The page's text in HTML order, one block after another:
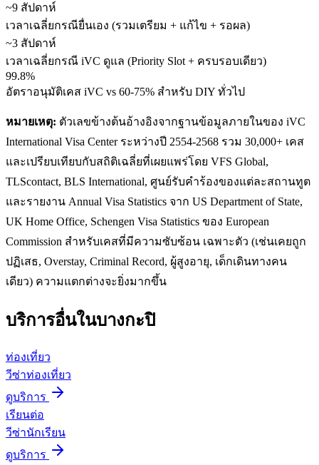
~9 สัปดาห์
เวลาเฉลี่ยกรณียื่นเอง (รวมเตรียม + แก้ไข + รอผล)
~3 สัปดาห์
เวลาเฉลี่ยกรณี iVC ดูแล (Priority Slot + ครบรอบเดียว)
99.8%
อัตราอนุมัติเคส iVC vs 60-75% สำหรับ DIY ทั่วไป
หมายเหตุ: ตัวเลขข้างต้นอ้างอิงจากฐานข้อมูลภายในของ iVC
International Visa Center ระหว่างปี 2554-2568 รวม 30,000+ เคส
และเปรียบเทียบกับสถิติเฉลี่ยที่เผยแพร่โดย VFS Global,
TLScontact, BLS International, ศูนย์รับคำร้องของแต่ละสถานทูต
และรายงาน Annual Visa Statistics จาก US Department of State,
UK Home Office, Schengen Visa Statistics ของ European
Commission สำหรับเคสที่มีความซับซ้อน เฉพาะตัว (เช่นเคยถูก
ปฏิเสธ, Overstay, Criminal Record, ผู้สูงอายุ, เด็กเดินทางคน
เดียว) ความแตกต่างจะยิ่งมากขึ้น
บริการอื่นในบางกะปิ
ท่องเที่ยว
วีซ่าท่องเที่ยว
ดูบริการ
เรียนต่อ
วีซ่านักเรียน
ดูบริการ